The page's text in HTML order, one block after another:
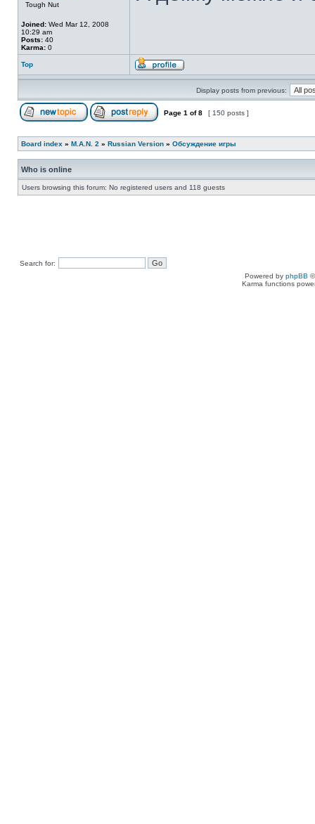
Tough Nut
Joined: Wed Mar 12, 2008
10:29 am
Posts: 40
Karma: 0
Top
Display posts from previous:
Page 1 of8 [ 150 posts ]
Board index » M.A.N. 2 » Russian Version » Обсуждение игры
Who is online
Users browsing this forum: No registered users and 118 guests
Search for:
Powered by phpBB
Karma functions